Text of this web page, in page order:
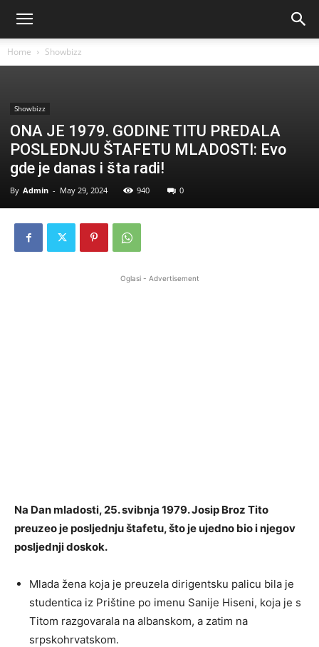
Home Showbizz
Showbizz
ONA JE 1979. GODINE TITU PREDALA
POSLEDNJU ŠTAFETU MLADOSTI: Evo
gde je danas i šta radi!
By Admin - May 29, 2024 940 0
Oglasi - Advertisement
Na Dan mladosti, 25. svibnja 1979. Josip Broz Tito
preuzeo je posljednju štafetu, što je ujedno bio i njegov
posljednji doskok.
Mlada žena koja je preuzela dirigentsku palicu bila je
studentica iz Prištine po imenu Sanije Hiseni, koja je s
Titom razgovarala na albanskom, a zatim na
srpskohrvatskom.